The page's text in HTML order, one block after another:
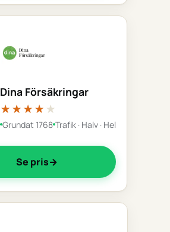
Dina Försäkringar
★★★★★
Grundat 1768 Trafik · Halv · Hel
Se pris